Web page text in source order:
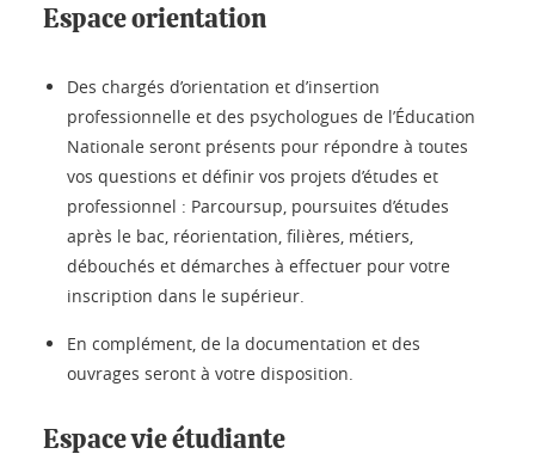
Espace orientation
Des chargés d’orientation et d’insertion
professionnelle et des psychologues de l’Éducation
Nationale seront présents pour répondre à toutes
vos questions et définir vos projets d’études et
professionnel : Parcoursup, poursuites d’études
après le bac, réorientation, filières, métiers,
débouchés et démarches à effectuer pour votre
inscription dans le supérieur.
En complément, de la documentation et des
ouvrages seront à votre disposition.
Espace vie étudiante